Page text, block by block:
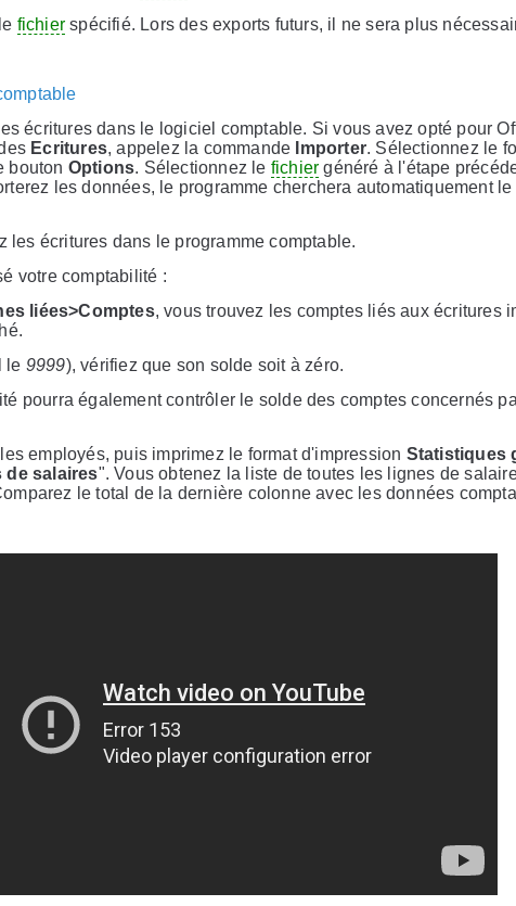
fichier spécifié. Lors des exports futurs, il ne sera plus
écritures dans le logiciel comptable. Si vous avez opté pour
Ecritures, appelez la commande Importer. Sélectionnez le
bouton Options. Sélectionnez le fichier généré à l'étape
les données, le programme cherchera automatiquement le
les écritures dans le programme comptable.
votre comptabilité :
liées>Comptes, vous trouvez les comptes liés aux écritures
le 9999), vérifiez que son solde soit à zéro.
pourra également contrôler le solde des comptes concernés
employés, puis imprimez le format d'impression Statistiques
de salaires". Vous obtenez la liste de toutes les lignes de
le total de la dernière colonne avec les données